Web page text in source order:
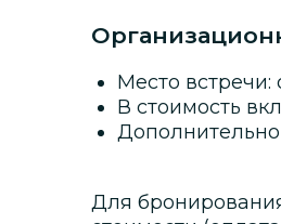
Место встречи:
В стоимость
Дополнительно
Для